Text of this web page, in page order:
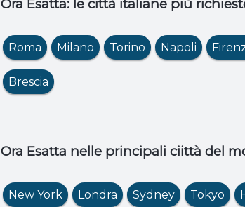
Ora Esatta: le città italiane più
Roma Milano Torino Napoli
Brescia
Ora Esatta nelle principali ciittà del
New York Londra Sydney Tokyo